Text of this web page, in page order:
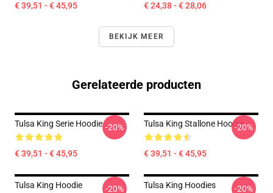
€ 39,51 - € 45,95 € 24,38 - € 28,06
BEKIJK MEER
Gerelateerde producten
Tulsa King Serie Hoodie
€ 39,51 - € 45,95
-20% Tulsa King Stallone Hoodie
€ 39,51 - € 45,95
-20%
Tulsa King Hoodie -20% Tulsa King Hoodies -20%